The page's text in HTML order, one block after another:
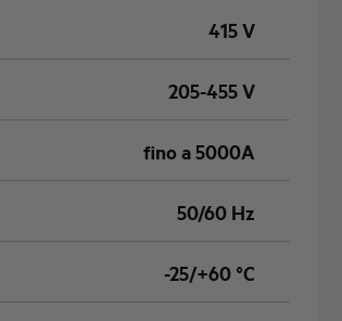
415 V
205-455 V
fino a 5000A
50/60 Hz
-25/+60 °C